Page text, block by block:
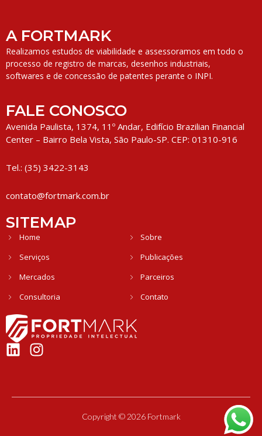
A FORTMARK
Realizamos estudos de viabilidade e assessoramos em todo o
processo de registro de marcas, desenhos industriais,
softwares e de concessão de patentes perante o INPI.
FALE CONOSCO
Avenida Paulista, 1374, 11º Andar, Edifício Brazilian Financial
Center – Bairro Bela Vista, São Paulo-SP. CEP: 01310-916
Tel.: (35) 3422-3143
contato@fortmark.com.br
SITEMAP
Home
Serviços
Mercados
Consultoria
Sobre
Publicações
Parceiros
Contato
Copyright © 2026 Fortmark